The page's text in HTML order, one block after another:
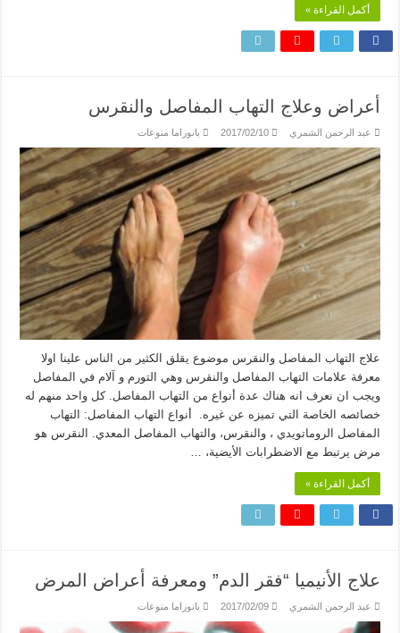
أكمل القراءة »
أعراض وعلاج التهاب المفاصل والنقرس
عبد الرحمن الشمري 2017/02/10 بانوراما منوعات
علاج التهاب المفاصل والنقرس موضوع يقلق الكثير من الناس علينا اولا
معرفة علامات التهاب المفاصل والنقرس وهي التورم و آلام في المفاصل
ويجب ان نعرف انه هناك عدة أنواع من التهاب المفاصل. كل واحد منهم له
خصائصه الخاصة التي تميزه عن غيره. أنواع التهاب المفاصل: التهاب
المفاصل الروماتويدي ، والنقرس، والتهاب المفاصل المعدي. النقرس هو
مرض يرتبط مع الاضطرابات الأيضية، …
أكمل القراءة »
علاج الأنيميا “فقر الدم” ومعرفة أعراض المرض
عبد الرحمن الشمري 2017/02/09 بانوراما منوعات